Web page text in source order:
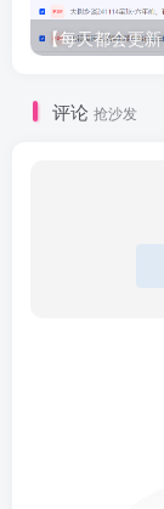
| | ├──【4.6】【
| | └──【4.7】【
| ├──【5】【喜
| | ├──【5.11】
| | ├──【5.12】
| | ├──【5.3】【
| | ├──【5.5】【
| | ├──【5.6】【
| | ├──【6.1】【
| | ├──【6.2】【
| | ├──【6.5】【
| | ├──【6.6】【
评论 抢沙发